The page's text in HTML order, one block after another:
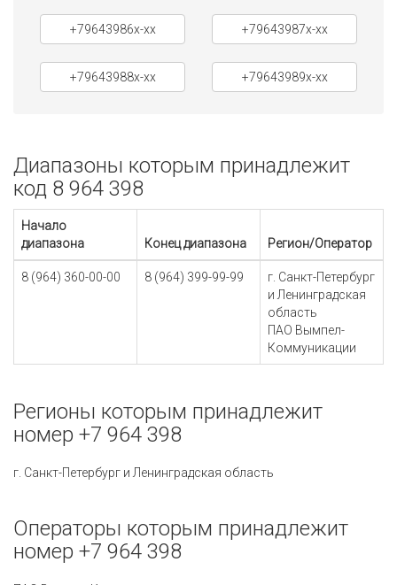
+79643986x-xx +79643987x-xx
+79643988x-xx +79643989x-xx
Диапазоны которым принадлежит
код 8 964 398
Начало
диапазона
Конец диапазона Регион/Оператор
8 (964) 360-00-00 8 (964) 399-99-99
г. Санкт-Петербург
и Ленинградская
область
ПАО Вымпел-
Коммуникации
Регионы которым принадлежит
номер +7 964 398
г. Санкт-Петербург и Ленинградская область
Операторы которым принадлежит
номер +7 964 398